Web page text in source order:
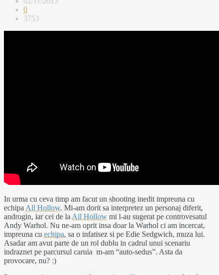
0
3753
In urma cu ceva timp am facut un shooting inedit impreuna cu
echipa All Hollow. Mi-am dorit sa interpretez un personaj diferit,
androgin, iar cei de la All Hollow mi l-au sugerat pe controvesatul
Andy Warhol. Nu ne-am oprit insa doar la Warhol ci am incercat,
impreuna cu echipa, sa o infatisez si pe Edie Sedgwich, muza lui.
Asadar am avut parte de un rol dublu in cadrul unui scenariu
indraznet pe parcursul caruia m-am “auto-sedus”. Asta da
provocare, nu? :)